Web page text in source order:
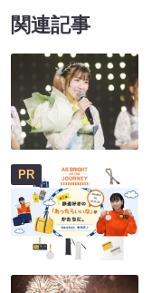
関連記事
PR